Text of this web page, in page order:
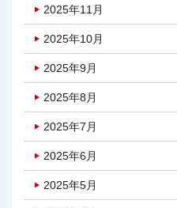
2025年11月
2025年10月
2025年9月
2025年8月
2025年7月
2025年6月
2025年5月